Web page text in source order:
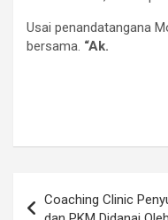
Usai penandatangana
bersama. “Ak.
navigation
Coaching Clinic